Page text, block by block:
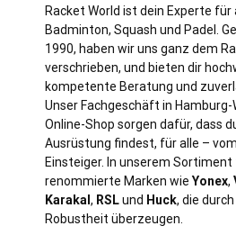
Racket World ist dein Experte für
Badminton, Squash und Padel.
1990, haben wir uns ganz dem
verschrieben, und bieten dir
kompetente Beratung und
Unser Fachgeschäft in Hamburg-
Online-Shop sorgen dafür, dass
Ausrüstung findest, für alle –
Einsteiger. In unserem
renommierte Marken wie Yonex,
Karakal , RSLund Huck, die
Robustheit überzeugen.